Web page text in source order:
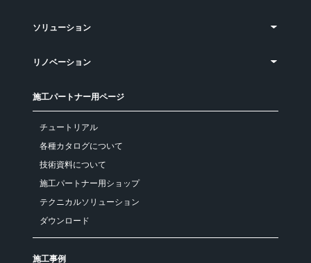
ソリューション
リノベーション
施工パートナー用ページ
チュートリアル
各種カタログについて
技術資料について
施工パートナー用ショップ
テクニカルソリューション
ダウンロード
施工事例